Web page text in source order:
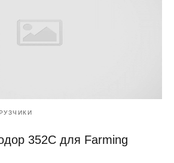
352С для Farming